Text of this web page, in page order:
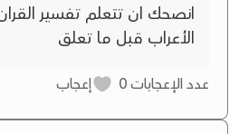
انصحك ان تتعلم تفسير
الأعراب قبل ما تعلق
عدد الإعجابات إعجاب